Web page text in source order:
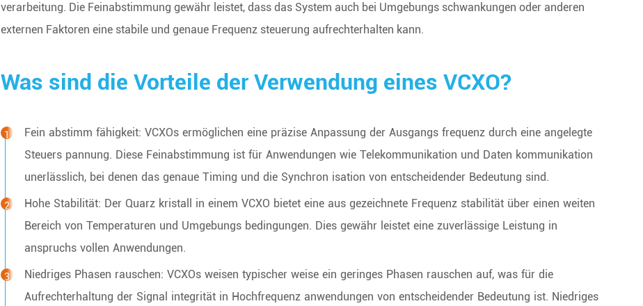
verarbeitung. Die Feinabstimmung gewähr leistet, dass das System auch bei Umgebungs schwankungen oder anderen
externen Faktoren eine stabile und genaue Frequenz steuerung aufrechterhalten kann.
Was sind die Vorteile der Verwendung eines VCXO?
Fein abstimm fähigkeit: VCXOs ermöglichen eine präzise Anpassung der Ausgangs frequenz durch eine angelegte
Steuers pannung. Diese Feinabstimmung ist für Anwendungen wie Telekommunikation und Daten kommunikation
unerlässlich, bei denen das genaue Timing und die Synchron isation von entscheidender Bedeutung sind.
Hohe Stabilität: Der Quarz kristall in einem VCXO bietet eine aus gezeichnete Frequenz stabilität über einen weiten
Bereich von Temperaturen und Umgebungs bedingungen. Dies gewähr leistet eine zuverlässige Leistung in
anspruchs vollen Anwendungen.
Niedriges Phasen rauschen: VCXOs weisen typischer weise ein geringes Phasen rauschen auf, was für die
Aufrechterhaltung der Signal integrität in Hochfrequenz anwendungen von entscheidender Bedeutung ist. Niedriges